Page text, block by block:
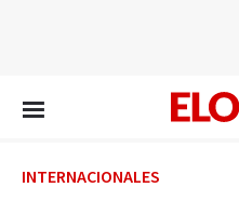
INTERNACIONALES